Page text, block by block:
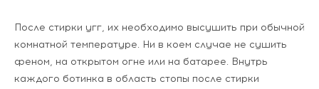
После стирки угг, их необходимо высушить при обычной
комнатной температуре. Ни в коем случае не сушить
феном, на открытом огне или на батарее. Внутрь
каждого ботинка в область стопы после стирки